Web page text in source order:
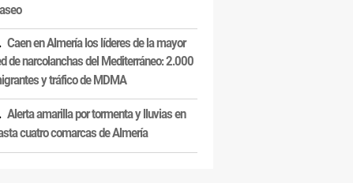
Caen en Almería los líderes de la mayor
de narcolanchas del Mediterráneo: 2.000
y tráfico de MDMA
Alerta amarilla por tormenta y lluvias en
cuatro comarcas de Almería